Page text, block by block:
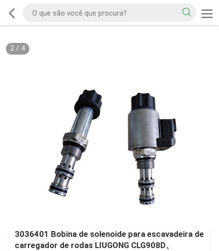
2/ 4
3036401 Bobina de solenoide para escavadeira de
carregador de rodas LIUGONG CLG908D、